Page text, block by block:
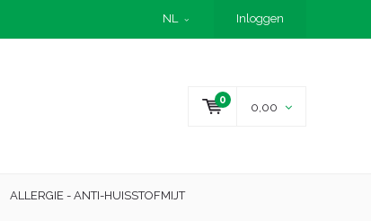
NL Inloggen
0
0,00
ALLERGIE - ANTI-HUISSTOFMIJT